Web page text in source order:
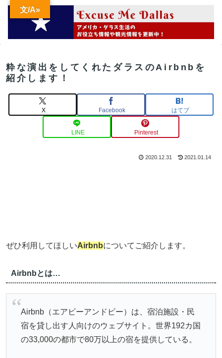
粋な演出をしてくれたダラスのAirbnbを
紹介します！
X Facebook はてブ
LINE Pinterest
2020.12.31 2021.01.14
ぜひ利用してほしいAirbnbについてご紹介します。
Airbnbとは…
Airbnb（エアビーアンドビー）は、宿泊施設・民
宿を貸し出す人向けのウェブサイト。世界192カ国
の33,000の都市で80万以上の宿を提供している。
文/A»